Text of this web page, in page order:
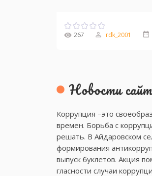
267 rdk_2001
Новости
Коррупция –это
времен. Борьба с
решать. В Айдаровском
формирования
выпуск буклетов. Акция
гласности случаи